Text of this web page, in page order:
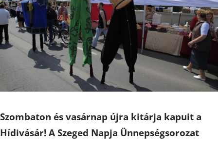
Szombaton és vasárnap újra kitárja kapuit a
Hídivásár! A Szeged Napja Ünnepségsorozat